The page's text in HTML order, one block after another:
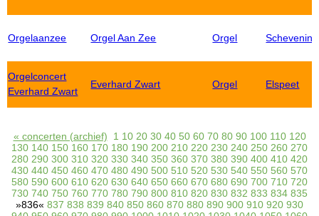
Orgelaanzee Orgel Aan Zee Orgel
Orgelconcert
Everhard Zwart
Everhard Zwart Orgel Elspeet
« concerten (archief) 1 10 20 30 40 50 60 70 80 90 100 110 120
130 140 150 160 170 180 190 200 210 220 230 240 250 260 270
280 290 300 310 320 330 340 350 360 370 380 390 400 410 420
430 440 450 460 470 480 490 500 510 520 530 540 550 560 570
580 590 600 610 620 630 640 650 660 670 680 690 700 710 720
730 740 750 760 770 780 790 800 810 820 830 832 833 834 835
»836« 837 838 839 840 850 860 870 880 890 900 910 920 930